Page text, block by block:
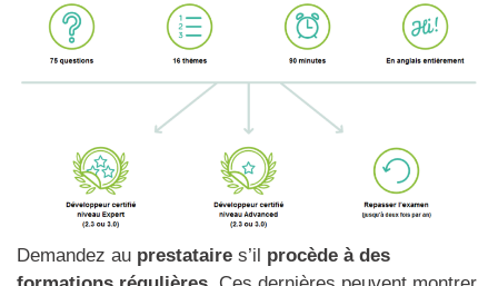
Demandez au prestataire s’il procède à des